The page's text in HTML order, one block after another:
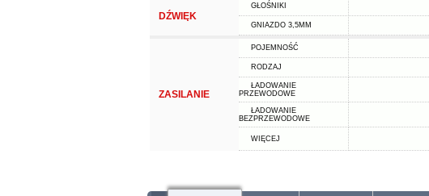
DŹWIĘK
GŁOŚNIKI
GNIAZDO 3,5MM
ZASILANIE
POJEMNOŚĆ
RODZAJ
ŁADOWANIE
PRZEWODOWE
ŁADOWANIE
BEZPRZEWODOWE
WIĘCEJ